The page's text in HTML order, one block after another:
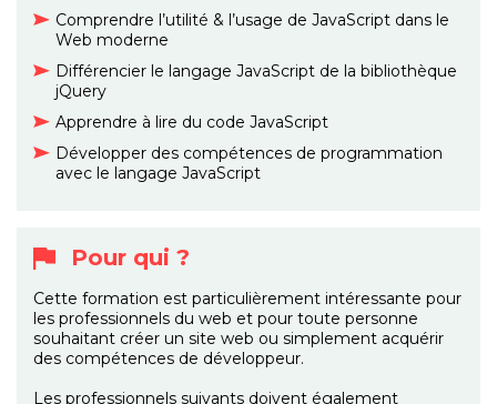
Comprendre l’utilité & l’usage de JavaScript dans le
Web moderne
Différencier le langage JavaScript de la bibliothèque
jQuery
Apprendre à lire du code JavaScript
Développer des compétences de programmation
avec le langage JavaScript
Pour qui ?
Cette formation est particulièrement intéressante pour
les professionnels du web et pour toute personne
souhaitant créer un site web ou simplement acquérir
des compétences de développeur.
Les professionnels suivants doivent également